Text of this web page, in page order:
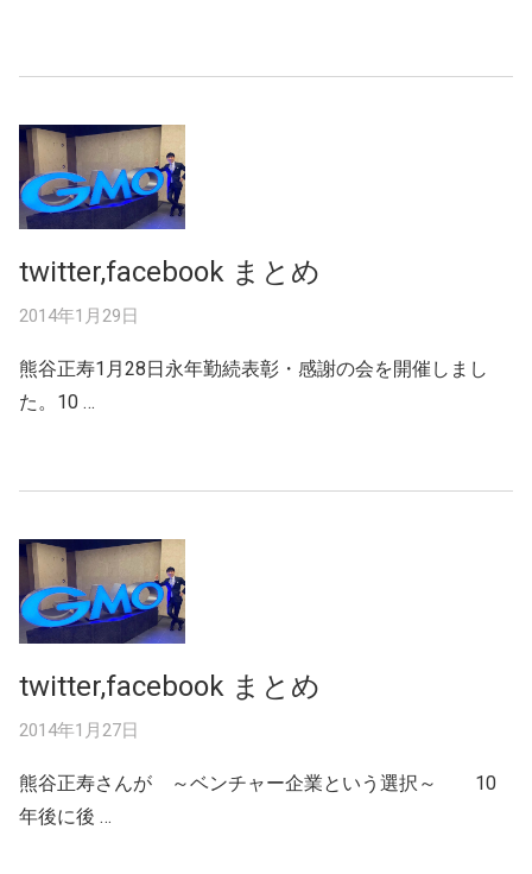
twitter,facebook まとめ
2014年1月29日
熊谷正寿1月28日永年勤続表彰・感謝の会を開催しまし
た。10 …
twitter,facebook まとめ
2014年1月27日
熊谷正寿さんが ～ベンチャー企業という選択～ 10
年後に後 …